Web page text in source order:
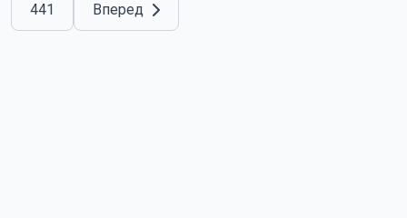
441 Вперед